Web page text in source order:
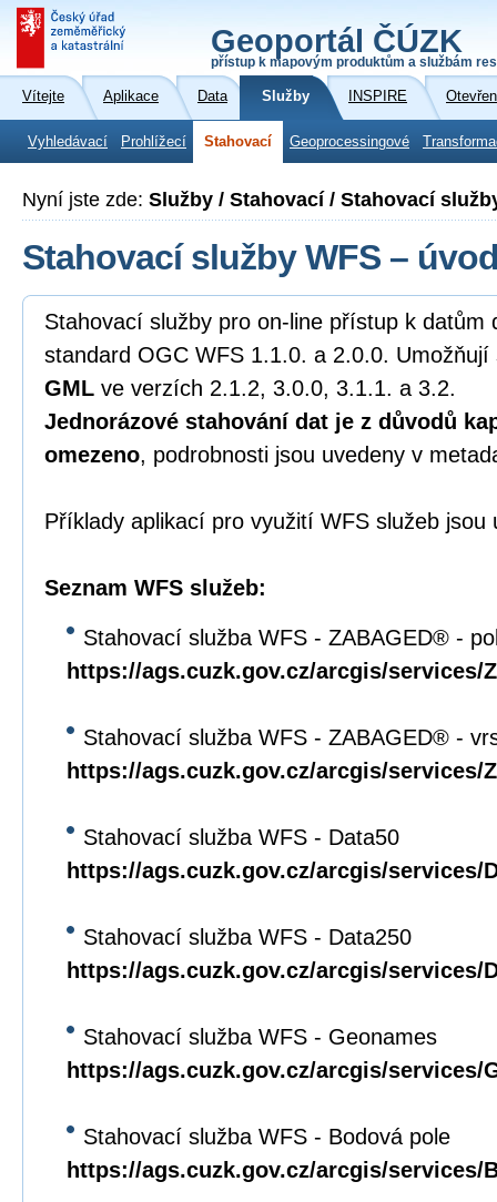
Geoportál ČÚZK
přístup k mapovým produktům a službám
Vítejte Aplikace Data Služby INSPIRE
Vyhledávací Prohlížecí Stahovací Geoprocessingové
Nyní jste zde: Služby / Stahovací / Stahovací
Stahovací služby WFS –
Stahovací služby pro on-line přístup k datům
standard OGC WFS 1.1.0. a 2.0.0.
GML ve verzích 2.1.2, 3.0.0, 3.1.1. a 3.2.
Jednorázové stahování dat je z důvodů
omezeno, podrobnosti jsou uvedeny v
Příklady aplikací pro využití WFS služeb jsou
Seznam WFS služeb:
Stahovací služba WFS - ZABAGED® -
https://ags.cuzk.gov.cz/arcgis/services/
Stahovací služba WFS - ZABAGED® -
https://ags.cuzk.gov.cz/arcgis/services/
Stahovací služba WFS - Data50
https://ags.cuzk.gov.cz/arcgis/services/
Stahovací služba WFS - Data250
https://ags.cuzk.gov.cz/arcgis/services/
Stahovací služba WFS - Geonames
https://ags.cuzk.gov.cz/arcgis/services/
Stahovací služba WFS - Bodová pole
https://ags.cuzk.gov.cz/arcgis/services/